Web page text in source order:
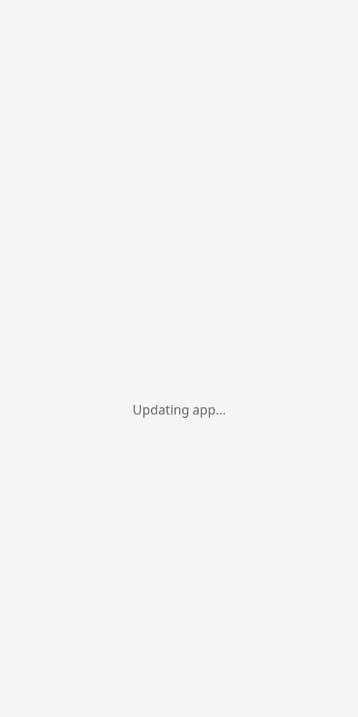
Updating app…